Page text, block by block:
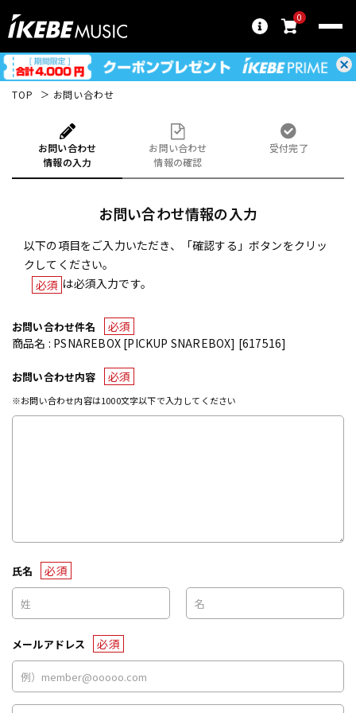
0
TOP お問い合わせ
お問い合わせ
情報の入力
お問い合わせ
情報の確認
受付完了
お問い合わせ情報の入力
以下の項目をご入力いただき、「確認する」ボタンをクリッ
クしてください。
必須 は必須入力です。
お問い合わせ件名
必須
商品名 : PSNAREBOX [PICKUP SNAREBOX] [617516]
お問い合わせ内容 必須
※お問い合わせ内容は1000文字以下で入力してください
氏名 必須
メールアドレス 必須